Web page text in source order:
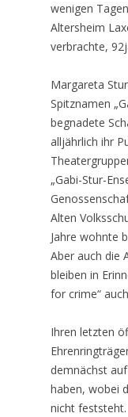
wenigen
Altersheim
verbrachte,
Margareta
Spitznamen
begnadete
alljährlich ihr
„Gabi-Stur-
Alten
Jahre wohnte
Aber auch die
bleiben in
for crime“
Ihren letzten
demnächst
haben, wobei
nicht feststeht.